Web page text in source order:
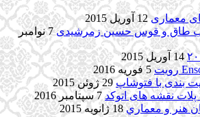
معماری 12 آوریل 2015
طاق و قوس حسین زمرشیدی
7 نوامبر
14 آوریل 2015
5 فوریه 2016
بندی با فتوشاپ 29 ژوئن 2015
نقشه های اتوکد 7 سپتامبر 2016
هنر و معماري 18 ژانویه 2015